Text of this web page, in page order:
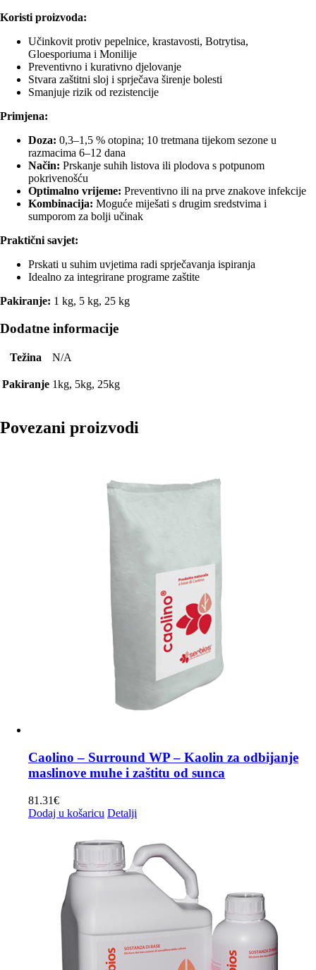
Koristi proizvoda:
Učinkovit protiv pepelnice, krastavosti, Botrytisa,
Gloesporiuma i Monilije
Preventivno i kurativno djelovanje
Stvara zaštitni sloj i sprječava širenje bolesti
Smanjuje rizik od rezistencije
Primjena:
Doza: 0,3–1,5 % otopina; 10 tretmana tijekom sezone u
razmacima 6–12 dana
Način: Prskanje suhih listova ili plodova s potpunom
pokrivenošću
Optimalno vrijeme: Preventivno ili na prve znakove infekcije
Kombinacija: Moguće miješati s drugim sredstvima i
sumporom za bolji učinak
Praktični savjet:
Prskati u suhim uvjetima radi sprječavanja ispiranja
Idealno za integrirane programe zaštite
Pakiranje: 1 kg, 5 kg, 25 kg
Dodatne informacije
Težina N/A
Pakiranje 1kg, 5kg, 25kg
Povezani proizvodi
Caolino – Surround WP – Kaolin za odbijanje
maslinove muhe i zaštitu od sunca
81.31€
Dodaj u košaricu Detalji